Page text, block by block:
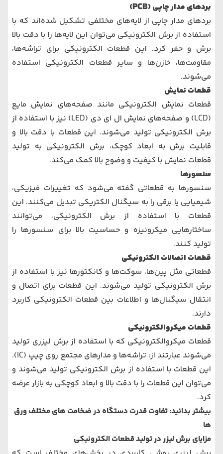
بردهای مدار چاپی (PCB)
بردهای مدار چاپی از لایه‌های مختلفی تشکیل شده‌اند که با
استفاده از برش الکترونیکی می‌توان این لایه‌ها را با دقت بالا
برش و حفر کرد. این قطعات الکترونیکی برای تراشه‌ها،
مقاومت‌ها، خازن‌ها و سایر قطعات الکترونیکی استفاده
می‌شوند.
قطعات نمایش
قطعات نمایش الکترونیکی مانند صفحه‌های نمایش مایع
(LCD) و صفحه‌های نمایش ال ای دی (LED) نیز با استفاده از
برش الکترونیکی تولید می‌شوند. این قطعات با دقت بالا و
قابلیت برش به ابعاد کوچک، برش الکترونیکی به تولید
قطعات نمایش با کیفیت و وضوح بالا کمک می‌کند.
سنسورها
سنسورها به قطعاتی گفته می‌شود که تغییرات فیزیکی،
شیمیایی یا برقی را به سیگنال الکتریکی تبدیل می‌کنند. این
قطعات با استفاده از برش الکترونیکی، می‌توانند
ساختارهایی میکرونیزه و حساسیت بالا برای سنسورها را
تولید کنند.
قطعات اتصالات الکترونیکی
قطعاتی مثل پین‌ها، سوکت‌ها و کانکتورها نیز با استفاده از
برش الکترونیکی تولید می‌شوند. این قطعات برای اتصال و
انتقال سیگنال‌ها و اطلاعات بین قطعات الکترونیکی کاربرد
دارند.
قطعات میکروالکترونیکی
قطعات میکروالکترونیکی که با استفاده از برش لیزری تولید
می‌شوند عبارتند از: تراشه‌ها و مدارهای مجتمع روی چیپ (IC).
این قطعات با استفاده از برش الکترونیکی تولید می‌شوند و
می‌توان این قطعات را با دقت بالا و ابعاد کوچکی به بازار عرضه
کرد.
بیشتر بدانید:تفاوت قدرت دستگاه در ضخامت های مختلف ورق
ها
مزایای برش لیزر در تولید قطعات الکترونیکی